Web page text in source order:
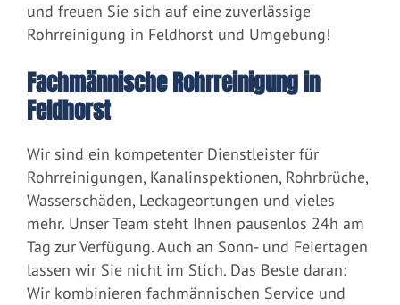
und freuen Sie sich auf eine zuverlässige
Rohrreinigung in Feldhorst und Umgebung!
Fachmännische Rohrreinigung in
Feldhorst
Wir sind ein kompetenter Dienstleister für
Rohrreinigungen, Kanalinspektionen, Rohrbrüche,
Wasserschäden, Leckageortungen und vieles
mehr. Unser Team steht Ihnen pausenlos 24h am
Tag zur Verfügung. Auch an Sonn- und Feiertagen
lassen wir Sie nicht im Stich. Das Beste daran:
Wir kombinieren fachmännischen Service und